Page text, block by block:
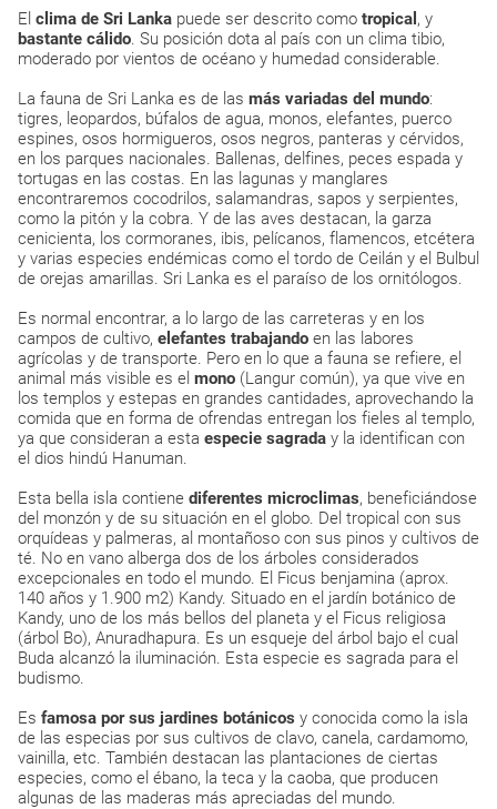
El clima de Sri Lanka puede ser descrito como tropical , y
bastante cálido. Su posición dota al país con un clima tibio,
moderado por vientos de océano y humedad considerable.
La fauna de Sri Lanka es de las más variadas del mundo:
tigres, leopardos, búfalos de agua, monos, elefantes, puerco
espines, osos hormigueros, osos negros, panteras y cérvidos,
en los parques nacionales. Ballenas, delfines, peces espada y
tortugas en las costas. En las lagunas y manglares
encontraremos cocodrilos, salamandras, sapos y serpientes,
como la pitón y la cobra. Y de las aves destacan, la garza
cenicienta, los cormoranes, ibis, pelícanos, flamencos, etcétera
y varias especies endémicas como el tordo de Ceilán y el Bulbul
de orejas amarillas. Sri Lanka es el paraíso de los ornitólogos.
Es normal encontrar, a lo largo de las carreteras y en los
campos de cultivo, elefantes trabajando en las labores
agrícolas y de transporte. Pero en lo que a fauna se refiere, el
animal más visible es el mono (Langur común), ya que vive en
los templos y estepas en grandes cantidades, aprovechando la
comida que en forma de ofrendas entregan los fieles al templo,
ya que consideran a esta especie sagrada y la identifican con
el dios hindú Hanuman.
Esta bella isla contiene diferentes microclimas, beneficiándose
del monzón y de su situación en el globo. Del tropical con sus
orquídeas y palmeras, al montañoso con sus pinos y cultivos de
té. No en vano alberga dos de los árboles considerados
excepcionales en todo el mundo. El Ficus benjamina (aprox.
140 años y 1.900 m2) Kandy. Situado en el jardín botánico de
Kandy, uno de los más bellos del planeta y el Ficus religiosa
(árbol Bo), Anuradhapura. Es un esqueje del árbol bajo el cual
Buda alcanzó la iluminación. Esta especie es sagrada para el
budismo.
Es famosa por sus jardines botánicos y conocida como la isla
de las especias por sus cultivos de clavo, canela, cardamomo,
vainilla, etc. También destacan las plantaciones de ciertas
especies, como el ébano, la teca y la caoba, que producen
algunas de las maderas más apreciadas del mundo.